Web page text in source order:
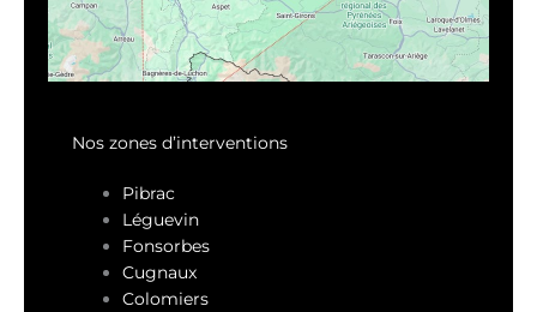
Nos zones d’interventions
Pibrac
Léguevin
Fonsorbes
Cugnaux
Colomiers